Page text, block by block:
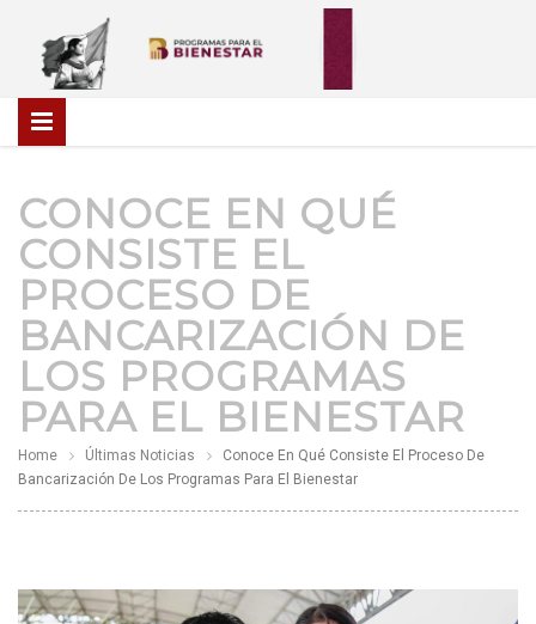
CONOCE EN QUÉ
CONSISTE EL
PROCESO DE
BANCARIZACIÓN DE
LOS PROGRAMAS
PARA EL BIENESTAR
Home Últimas Noticias
Conoce En Qué Consiste El Proceso De
Bancarización De Los Programas Para El Bienestar